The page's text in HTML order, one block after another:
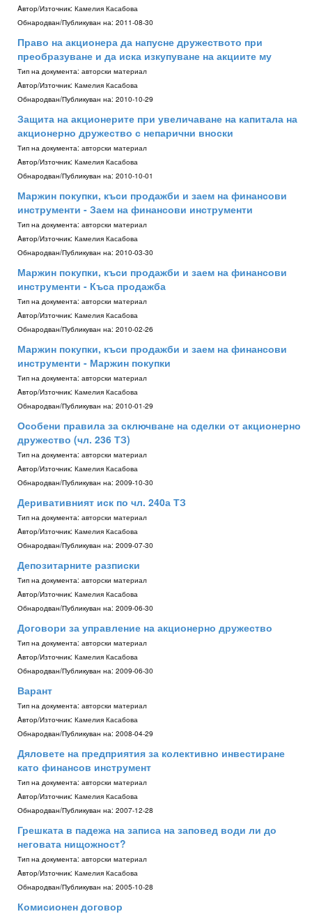
Aвтор/Източник: Камелия Касабова
Обнародван/Публикуван на: 2011-08-30
Право на акционера да напусне дружеството при
преобразуване и да иска изкупуване на акциите му
Тип на документа: авторски материал
Aвтор/Източник: Камелия Касабова
Обнародван/Публикуван на: 2010-10-29
Защита на акционерите при увеличаване на капитала на
акционерно дружество с непарични вноски
Тип на документа: авторски материал
Aвтор/Източник: Камелия Касабова
Обнародван/Публикуван на: 2010-10-01
Маржин покупки, къси продажби и заем на финансови
инструменти - Заем на финансови инструменти
Тип на документа: авторски материал
Aвтор/Източник: Камелия Касабова
Обнародван/Публикуван на: 2010-03-30
Маржин покупки, къси продажби и заем на финансови
инструменти - Къса продажба
Тип на документа: авторски материал
Aвтор/Източник: Камелия Касабова
Обнародван/Публикуван на: 2010-02-26
Маржин покупки, къси продажби и заем на финансови
инструменти - Маржин покупки
Тип на документа: авторски материал
Aвтор/Източник: Камелия Касабова
Обнародван/Публикуван на: 2010-01-29
Особени правила за сключване на сделки от акционерно
дружество (чл. 236 ТЗ)
Тип на документа: авторски материал
Aвтор/Източник: Камелия Касабова
Обнародван/Публикуван на: 2009-10-30
Деривативният иск по чл. 240а ТЗ
Тип на документа: авторски материал
Aвтор/Източник: Камелия Касабова
Обнародван/Публикуван на: 2009-07-30
Депозитарните разписки
Тип на документа: авторски материал
Aвтор/Източник: Камелия Касабова
Обнародван/Публикуван на: 2009-06-30
Договори за управление на акционерно дружество
Тип на документа: авторски материал
Aвтор/Източник: Камелия Касабова
Обнародван/Публикуван на: 2009-06-30
Варант
Тип на документа: авторски материал
Aвтор/Източник: Камелия Касабова
Обнародван/Публикуван на: 2008-04-29
Дяловете на предприятия за колективно инвестиране
като финансов инструмент
Тип на документа: авторски материал
Aвтор/Източник: Камелия Касабова
Обнародван/Публикуван на: 2007-12-28
Грешката в падежа на записа на заповед води ли до
неговата нищожност?
Тип на документа: авторски материал
Aвтор/Източник: Камелия Касабова
Обнародван/Публикуван на: 2005-10-28
Комисионен договор